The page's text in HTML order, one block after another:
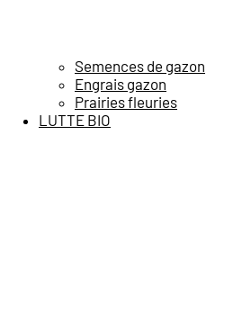
Semences de gazon
Engrais gazon
Prairies fleuries
LUTTE BIO